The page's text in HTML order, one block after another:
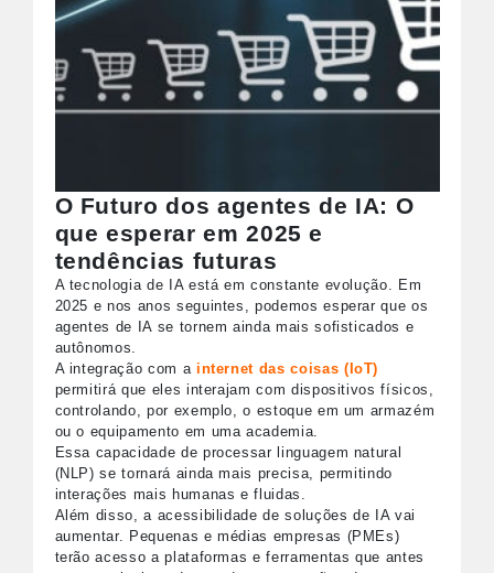
O Futuro dos agentes de IA: O
que esperar em 2025 e
tendências futuras
A tecnologia de IA está em constante evolução. Em
2025 e nos anos seguintes, podemos esperar que os
agentes de IA se tornem ainda mais sofisticados e
autônomos.
A integração com a internet das coisas (IoT)
permitirá que eles interajam com dispositivos físicos,
controlando, por exemplo, o estoque em um armazém
ou o equipamento em uma academia.
Essa capacidade de processar linguagem natural
(NLP) se tornará ainda mais precisa, permitindo
interações mais humanas e fluidas.
Além disso, a acessibilidade de soluções de IA vai
aumentar. Pequenas e médias empresas (PMEs)
terão acesso a plataformas e ferramentas que antes